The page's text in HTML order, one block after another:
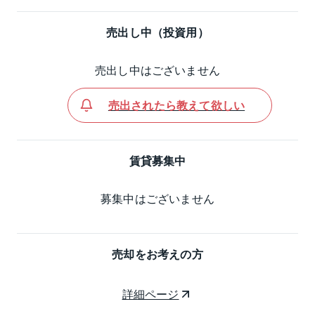
売出し中（投資用）
売出し中はございません
売出されたら教えて欲しい
賃貸募集中
募集中はございません
売却をお考えの方
詳細ページ